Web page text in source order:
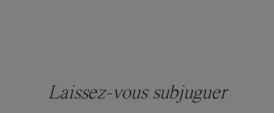
Laissez-vous subjuguer